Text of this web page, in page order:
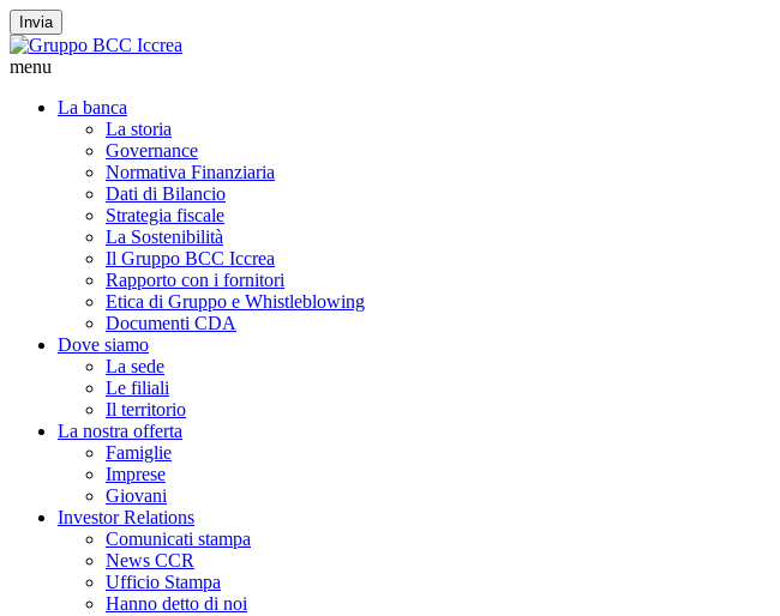
Invia
menu
La banca
La storia
Governance
Normativa Finanziaria
Dati di Bilancio
Strategia fiscale
La Sostenibilità
Il Gruppo BCC Iccrea
Rapporto con i fornitori
Etica di Gruppo e Whistleblowing
Documenti CDA
Dove siamo
La sede
Le filiali
Il territorio
La nostra offerta
Famiglie
Imprese
Giovani
Investor Relations
Comunicati stampa
News CCR
Ufficio Stampa
Hanno detto di noi